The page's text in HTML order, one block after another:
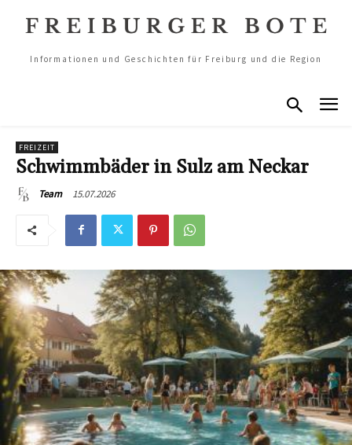
Informationen und Geschichten für Freiburg und die Region
FREIZEIT
Schwimmbäder in Sulz am Neckar
Team 15.07.2026